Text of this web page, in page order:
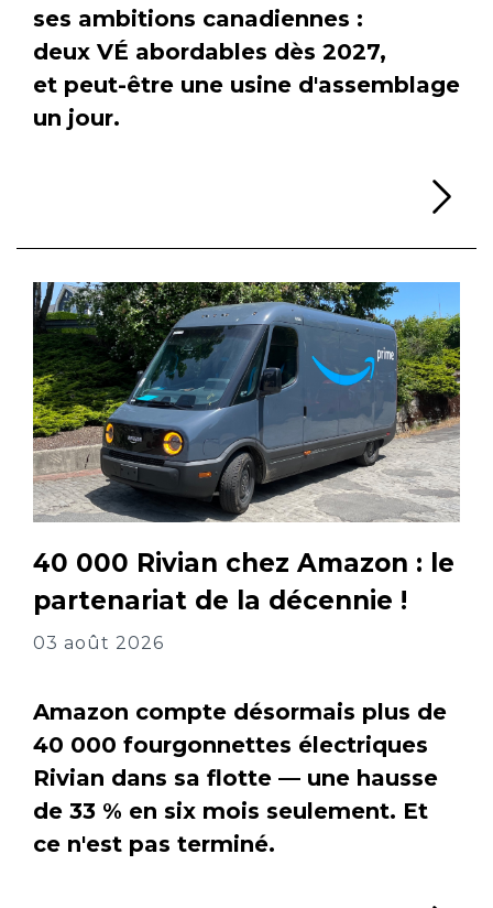
ses ambitions canadiennes :
deux VÉ abordables dès 2027,
et peut-être une usine d'assemblage
un jour.
40 000 Rivian chez Amazon : le
partenariat de la décennie !
03 août 2026
Amazon compte désormais plus de
40 000 fourgonnettes électriques
Rivian dans sa flotte — une hausse
de 33 % en six mois seulement. Et
ce n'est pas terminé.